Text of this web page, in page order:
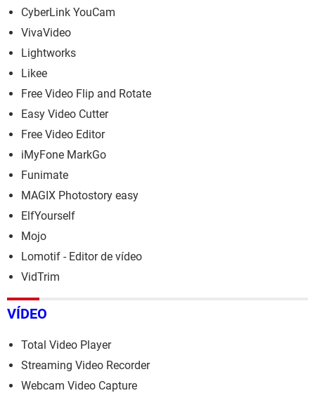
CyberLink YouCam
VivaVideo
Lightworks
Likee
Free Video Flip and Rotate
Easy Video Cutter
Free Video Editor
iMyFone MarkGo
Funimate
MAGIX Photostory easy
ElfYourself
Mojo
Lomotif - Editor de vídeo
VidTrim
VÍDEO
Total Video Player
Streaming Video Recorder
Webcam Video Capture